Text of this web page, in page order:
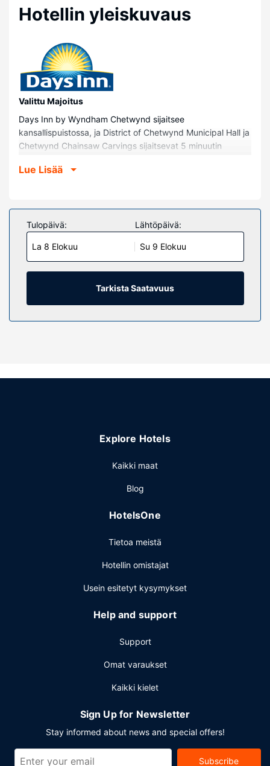
Hotellin yleiskuvaus
Valittu Majoitus
Days Inn by Wyndham Chetwynd sijaitsee
kansallispuistossa, ja District of Chetwynd Municipal Hall ja
Chetwynd Chainsaw Carvings sijaitsevat 5 minuutin
hotelli sijaitsee 4 km:n päässä kohteesta Little Prairie
Kaikissa 52 huoneessa on ilmastointi, jääkaappi sekä
mikroaaltouuni. Mukavuuksiin kuuluu satelliittikanavat sekä
ilmainen langaton internetyhteys. Huoneissa on oma
kylpyhuone, ja sen varusteluun kuuluu kylpyamme tai
suihku, ilmaiset hygieniatuotteet ja hiustenkuivaaja. Huone
siivotaan päivittäin. Huoneissa on työpöytä ja ilmaiset
ja takka aulassa. Tämän hotellin palveluihin kuuluu
ja ilmaiset sanomalehdet aulassa. Palveluihin kuuluu
Lue Lisää
Tulopäivä:
La 8 Elokuu
Lähtöpäivä:
Su 9 Elokuu
Tarkista Saatavuus
Explore Hotels
Kaikki maat
Blog
HotelsOne
Tietoa meistä
Hotellin omistajat
Usein esitetyt kysymykset
Help and support
Support
Omat varaukset
Kaikki kielet
Sign Up for Newsletter
Stay informed about news and special offers!
Subscribe